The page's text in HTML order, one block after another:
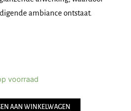
ambiance ontstaat.
voorraad
AAN WINKELWAGEN